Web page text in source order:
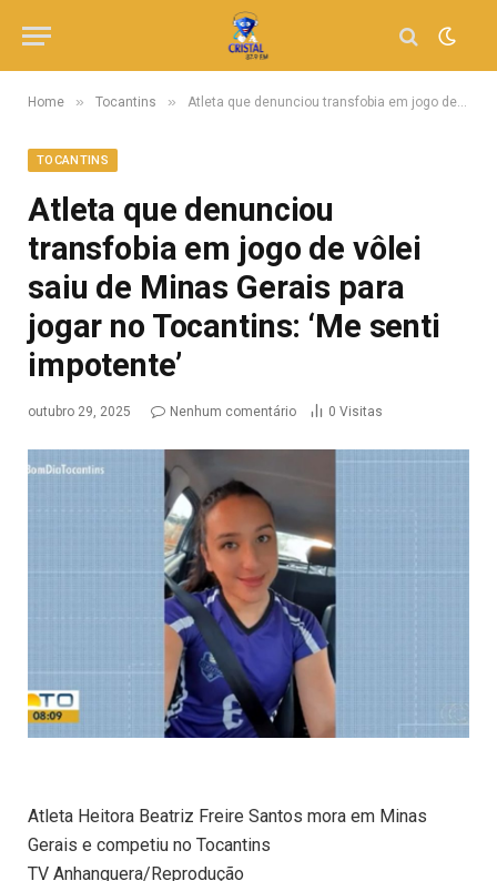
Home » Tocantins » Atleta que denunciou transfobia em jogo de vôlei saiu de Minas Gerais para jogar no Tocantins: ‘Me senti impotente’
TOCANTINS
Atleta que denunciou
transfobia em jogo de vôlei
saiu de Minas Gerais para
jogar no Tocantins: ‘Me senti
impotente’
outubro 29, 2025 Nenhum comentário 0 Visitas
Atleta Heitora Beatriz Freire Santos mora em Minas
Gerais e competiu no Tocantins
TV Anhanguera/Reprodução